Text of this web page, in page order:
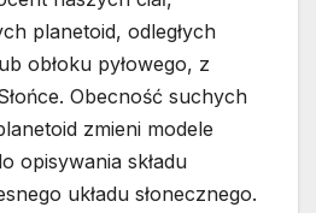
planetoid, odległych
obłoku pyłowego, z
Obecność suchych
zmieni modele
opisywania składu
układu słonecznego.